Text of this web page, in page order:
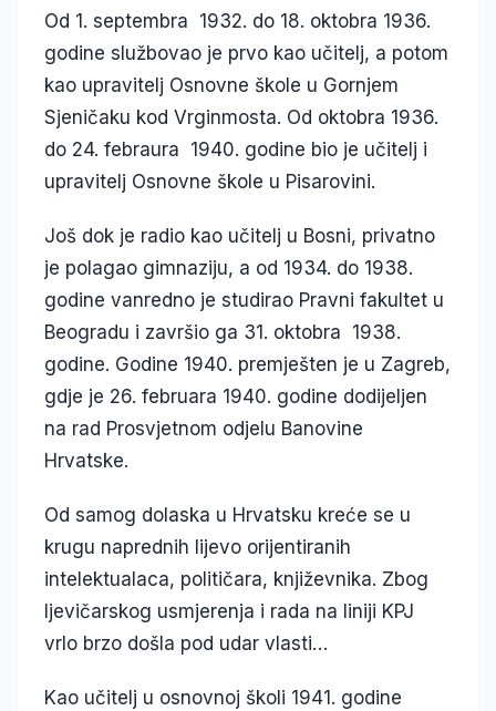
Od 1. septembra 1932. do 18. oktobra 1936.
godine službovao je prvo kao učitelj, a potom
kao upravitelj Osnovne škole u Gornjem
Sjeničaku kod Vrginmosta. Od oktobra 1936.
do 24. febraura 1940. godine bio je učitelj i
upravitelj Osnovne škole u Pisarovini.
Još dok je radio kao učitelj u Bosni, privatno
je polagao gimnaziju, a od 1934. do 1938.
godine vanredno je studirao Pravni fakultet u
Beogradu i završio ga 31. oktobra 1938.
godine. Godine 1940. premješten je u Zagreb,
gdje je 26. februara 1940. godine dodijeljen
na rad Prosvjetnom odjelu Banovine
Hrvatske.
Od samog dolaska u Hrvatsku kreće se u
krugu naprednih lijevo orijentiranih
intelektualaca, političara, književnika. Zbog
ljevičarskog usmjerenja i rada na liniji KPJ
vrlo brzo došla pod udar vlasti…
Kao učitelj u osnovnoj školi 1941. godine